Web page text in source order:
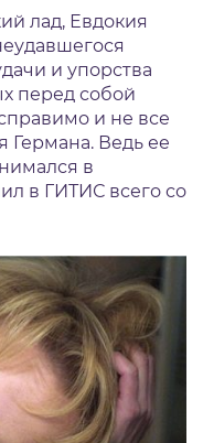
лад, Евдокия
и упорства
перед собой
и не все
Германа. Ведь ее
в
в ГИТИС всего со